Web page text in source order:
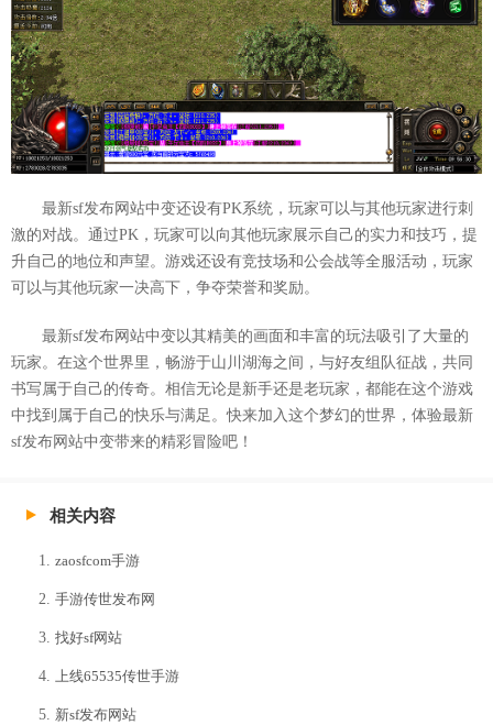
最新sf发布网站中变还设有PK系统，玩家可以与其他玩家进行刺
激的对战。通过PK，玩家可以向其他玩家展示自己的实力和技巧，提
升自己的地位和声望。游戏还设有竞技场和公会战等全服活动，玩家
可以与其他玩家一决高下，争夺荣誉和奖励。
最新sf发布网站中变以其精美的画面和丰富的玩法吸引了大量的
玩家。在这个世界里，畅游于山川湖海之间，与好友组队征战，共同
书写属于自己的传奇。相信无论是新手还是老玩家，都能在这个游戏
中找到属于自己的快乐与满足。快来加入这个梦幻的世界，体验最新
sf发布网站中变带来的精彩冒险吧！
相关内容
zaosfcom手游
手游传世发布网
找好sf网站
上线65535传世手游
新sf发布网站